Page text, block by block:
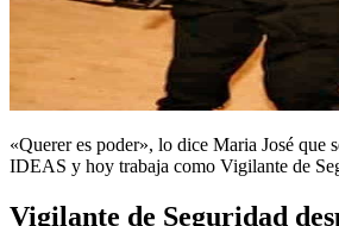
«Querer es poder», lo dice Maria José que
IDEAS y hoy trabaja como Vigilante de
Vigilante de Seguridad